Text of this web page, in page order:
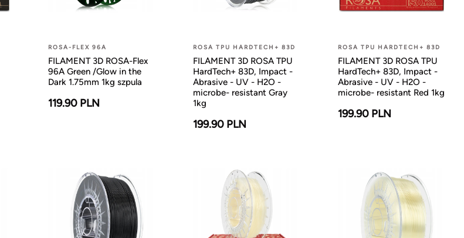
ROSA-FLEX 96A
FILAMENT 3D ROSA-Flex
96A Green /Glow in the
Dark 1.75mm 1kg szpula
119.90 PLN
ROSA TPU HARDTECH+ 83D
FILAMENT 3D ROSA TPU
HardTech+ 83D, Impact -
Abrasive - UV - H2O -
microbe- resistant Gray
1kg
199.90 PLN
ROSA TPU HARDTECH+ 83D
FILAMENT 3D ROSA TPU
HardTech+ 83D, Impact -
Abrasive - UV - H2O -
microbe- resistant Red 1kg
199.90 PLN